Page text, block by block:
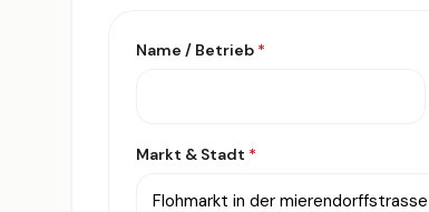
Name / Betrieb *
Markt & Stadt *